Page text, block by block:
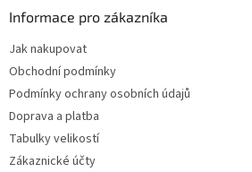
Informace pro zákazníka
Jak nakupovat
Obchodní podmínky
Podmínky ochrany osobních údajů
Doprava a platba
Tabulky velikostí
Zákaznické účty